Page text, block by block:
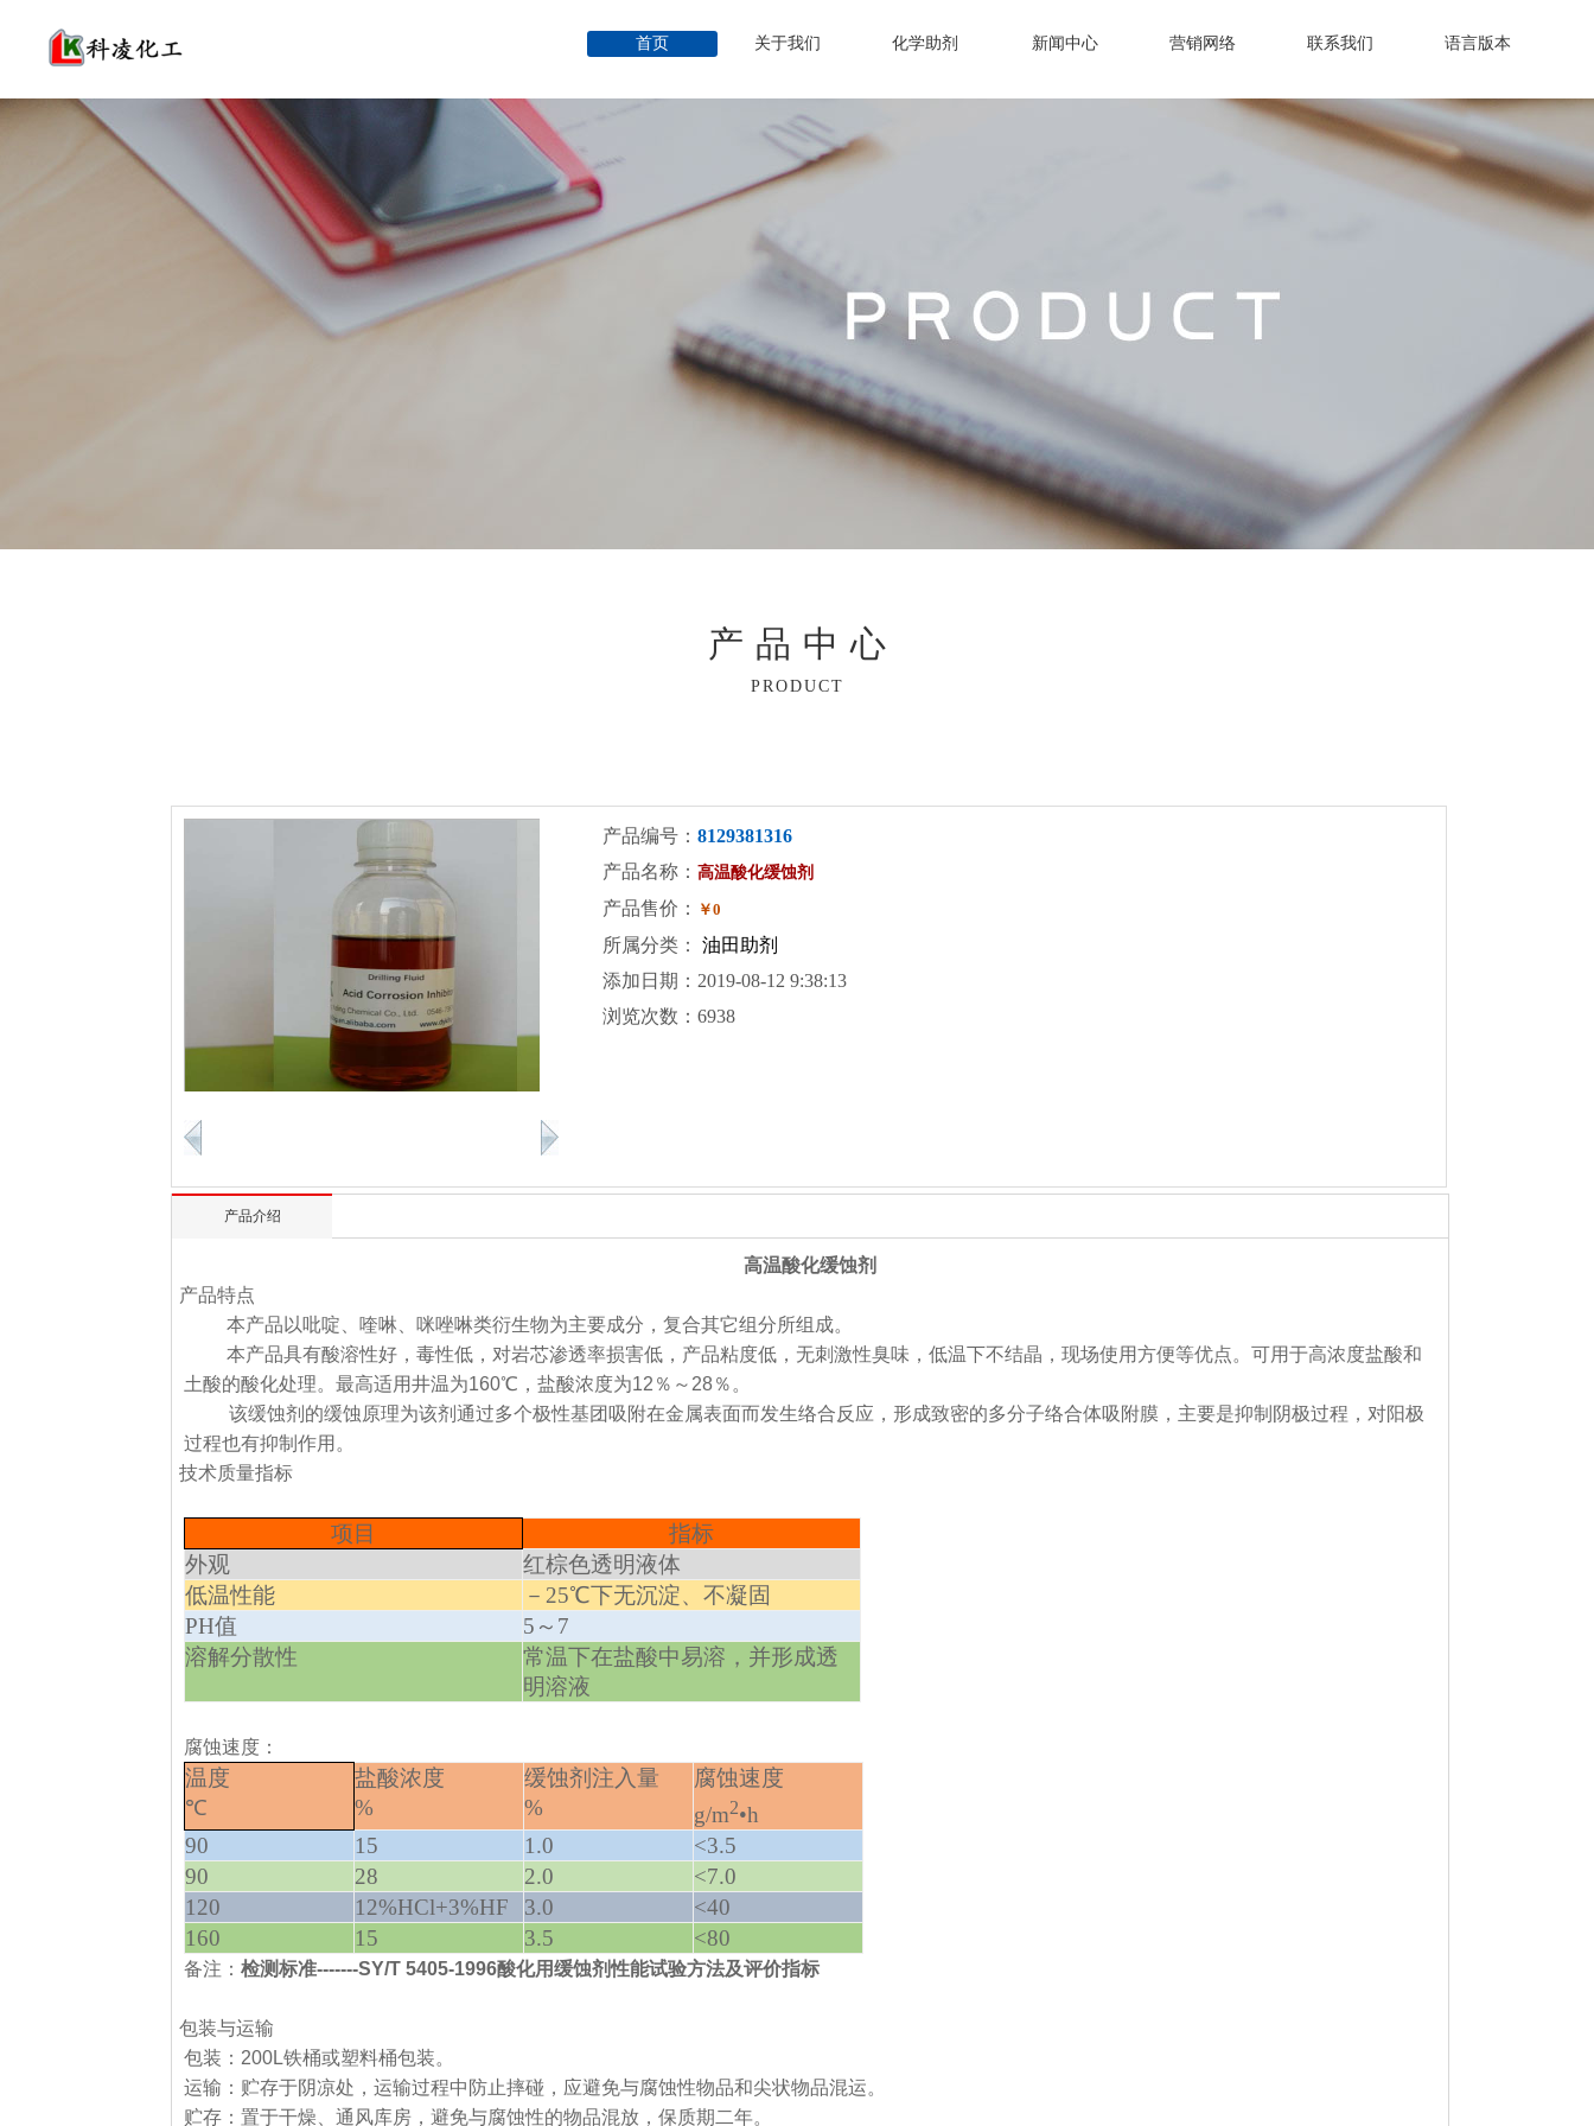
首页 关于我们 化学助剂 新闻中心 营销网络 联系我们 语言版本
产品中心
PRODUCT
产品编号：8129381316
产品名称：高温酸化缓蚀剂
产品售价： ￥0
所属分类：油田助剂
添加日期：2019-08-12 9:38:13
浏览次数：6938
产品介绍
高温酸化缓蚀剂
一、 产品特点
本产品以吡啶、喹啉、咪唑啉类衍生物为主要成分，复合其它组分所组成。
本产品具有酸溶性好，毒性低，对岩芯渗透率损害低，产品粘度低，无刺激性臭味，低温下不结晶，现场使用方便等优点。可用于高浓度盐酸和
土酸的酸化处理。最高适用井温为160℃，盐酸浓度为12％～28％。
该缓蚀剂的缓蚀原理为该剂通过多个极性基团吸附在金属表面而发生络合反应，形成致密的多分子络合体吸附膜，主要是抑制阴极过程，对阳极
过程也有抑制作用。
二、 技术质量指标
项目
指标
外观
红棕色透明液体
低温性能
－ 25℃下无沉淀、不凝固
PH值 5 ～ 7
溶解分散性
常温下在盐酸中易溶，并形成透
明溶液
腐蚀速度：
温度
℃
盐酸浓度
%
缓蚀剂注入量
%
腐蚀速度
g/m2•h
90
15 1.0
<3.5
90
28 2.0
<7.0
120
12%HCl+3%HF 3.0
<40
160
15 3.5 <80
备注：检测标准-------SY/T 5405-1996酸化用缓蚀剂性能试验方法及评价指标
三、 包装与运输
包装：200L铁桶或塑料桶包装。
运输：贮存于阴凉处，运输过程中防止摔碰，应避免与腐蚀性物品和尖状物品混运。
贮存：置于干燥、通风库房，避免与腐蚀性的物品混放，保质期二年。